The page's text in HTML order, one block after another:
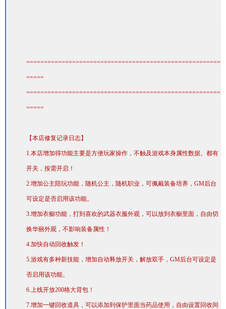
);
>
=======================================================
=====
=======================================================
=====
【本店修复记录日志】
1.本店增加得功能主要是方便玩家操作，不触及游戏本身属性数据。都有
开关，按需开启！
2.增加公主陪玩功能，随机公主，随机职业，可佩戴装备培养，GM后台
可设定是否启用该功能。
3.增加衣橱功能，打到喜欢的武器衣服外观，可以放到衣橱里面，自由切
换华丽外观，不影响装备属性！
4.加快自动回收触发！
5.游戏有多种新技能，增加自动释放开关，解放双手，GM后台可设定是
否启用该功能。
6.上线开放200格大背包！
7.增加一键回收道具，可以添加到保护里面当药品使用，自由设置回收间